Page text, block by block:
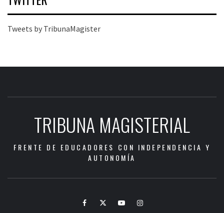
Tweets by TribunaMagister
TRIBUNA MAGISTERIAL
FRENTE DE EDUCADORES CON INDEPENDENCIA Y
AUTONOMÍA
FacebookTwitterYoutubeInstagram